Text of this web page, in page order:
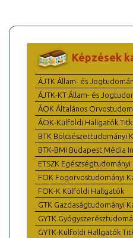
Képzések
ÁJTK Állam- és
ÁJTK-KT Állam- és
ÁOK Általános
ÁOK-Külföldi Hallgatók
BTK Bölcsészettudományi
BTK-BMI Budapest Média
ETSZK
FOK Fogorvostudományi
FOK-K Külföldi Hallgatók
GTK Gazdaságtudományi
GYTK
GYTK-Külföldi Hallgatók